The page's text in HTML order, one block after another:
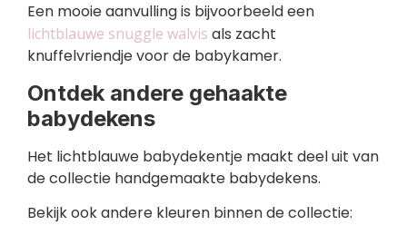
Een mooie aanvulling is bijvoorbeeld een
lichtblauwe snuggle walvis als zacht
knuffelvriendje voor de babykamer.
Ontdek andere gehaakte
babydekens
Het lichtblauwe babydekentje maakt deel uit van
de collectie handgemaakte babydekens.
Bekijk ook andere kleuren binnen de collectie: